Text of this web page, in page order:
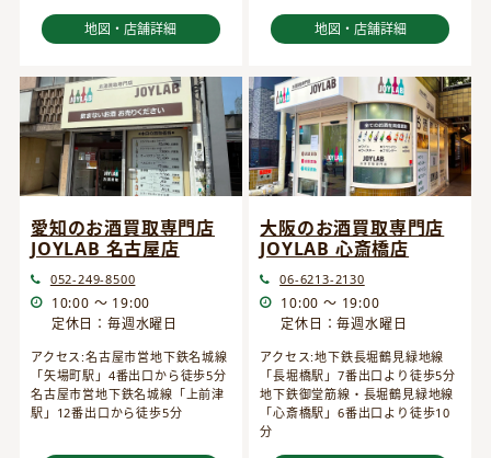
地図・店舗詳細 地図・店舗詳細
愛知のお酒買取専門店
JOYLAB 名古屋店
052-249-8500
10:00 ～ 19:00
定休日：毎週水曜日
アクセス:名古屋市営地下鉄名城線
「矢場町駅」4番出口から徒歩5分
名古屋市営地下鉄名城線「上前津
駅」12番出口から徒歩5分
大阪のお酒買取専門店
JOYLAB 心斎橋店
06-6213-2130
10:00 ～ 19:00
定休日：毎週水曜日
アクセス:地下鉄長堀鶴見緑地線
「長堀橋駅」7番出口より徒歩5分
地下鉄御堂筋線・長堀鶴見緑地線
「心斎橋駅」6番出口より徒歩10
分